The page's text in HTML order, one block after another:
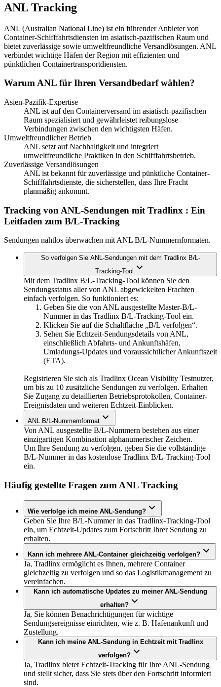
ANL Tracking
ANL (Australian National Line) ist ein führender Anbieter von
Container-Schifffahrtsdiensten im asiatisch-pazifischen Raum und
bietet zuverlässige sowie umweltfreundliche Versandlösungen. ANL
verbindet wichtige Häfen der Region mit effizienten und
pünktlichen Containertransportdiensten.
Warum ANL für Ihren Versandbedarf wählen?
Asien-Pazifik-Expertise
ANL ist auf den Containerversand im asiatisch-pazifischen
Raum spezialisiert und gewährleistet reibungslose
Verbindungen zwischen den wichtigsten Häfen.
Umweltfreundlicher Betrieb
ANL setzt auf Nachhaltigkeit und integriert
umweltfreundliche Praktiken in den Schifffahrtsbetrieb.
Zuverlässige Versandlösungen
ANL ist bekannt für zuverlässige und pünktliche Container-
Schifffahrtsdienste, die sicherstellen, dass Ihre Fracht
planmäßig ankommt.
Tracking von ANL-Sendungen mit Tradlinx : Ein
Leitfaden zum B/L-Tracking
Sendungen nahtlos überwachen mit ANL B/L-Nummernformaten.
So verfolgen Sie ANL-Sendungen mit dem Tradlinx B/L-
Tracking-Tool
Mit dem Tradlinx B/L-Tracking-Tool können Sie den
Sendungsstatus aller von ANL abgewickelten Frachten
einfach verfolgen. So funktioniert es:
Geben Sie die von ANL ausgestellte Master-B/L-
Nummer in das Tradlinx B/L-Tracking-Tool ein.
Klicken Sie auf die Schaltfläche „B/L verfolgen“.
Sehen Sie Echtzeit-Sendungsdetails von ANL,
einschließlich Abfahrts- und Ankunftshäfen,
Umladungs-Updates und voraussichtlicher Ankunftszeit
(ETA).
Registrieren Sie sich als Tradlinx Ocean Visibility Testnutzer,
um bis zu 10 zusätzliche Sendungen zu verfolgen. Erhalten
Sie Zugang zu detaillierten Betriebsprotokollen, Container-
Ereignisdaten und weiteren Echtzeit-Einblicken.
ANL B/L-Nummernformat
Von ANL ausgestellte B/L-Nummern bestehen aus einer
einzigartigen Kombination alphanumerischer Zeichen.
Um Ihre Sendung zu verfolgen, geben Sie die vollständige
B/L-Nummer in das kostenlose Tradlinx B/L-Tracking-Tool
ein.
Häufig gestellte Fragen zum ANL Tracking
Wie verfolge ich meine ANL-Sendung?
Geben Sie Ihre B/L-Nummer in das Tradlinx-Tracking-Tool
ein, um Echtzeit-Updates zum Fortschritt Ihrer Sendung zu
erhalten.
Kann ich mehrere ANL-Container gleichzeitig verfolgen?
Ja, Tradlinx ermöglicht es Ihnen, mehrere Container
gleichzeitig zu verfolgen und so das Logistikmanagement zu
vereinfachen.
Kann ich automatische Updates zu meiner ANL-Sendung
erhalten?
Ja, Sie können Benachrichtigungen für wichtige
Sendungsereignisse einrichten, wie z. B. Hafenankunft und
Zustellung.
Kann ich meine ANL-Sendung in Echtzeit mit Tradlinx
verfolgen?
Ja, Tradlinx bietet Echtzeit-Tracking für Ihre ANL-Sendung
und stellt sicher, dass Sie stets über den Fortschritt informiert
sind.